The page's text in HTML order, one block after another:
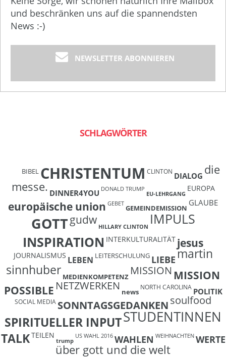
und beschränken uns auf die spannendsten
News :-)
NEWSLETTER ABONNIEREN
SCHLAGWÖRTER
BIBEL CHRISTENTUM CLINTON DIALOG die
messe. DINNER4YOU DONALD TRUMP
EU-LEHRGANG
EUROPA
europäische union GEBET GEMEINDEMISSION
GLAUBE
GOTTgudw HILLARY CLINTON IMPULS
INSPIRATION INTERKULTURALITÄT jesus
JOURNALISMUS LEBEN LEITERSCHULUNG LIEBEmartin
sinnhuber MEDIENKOMPETENZ MISSION MISSION
POSSIBLE NETZWERKEN news
NORTH CAROLINA POLITIK
SOCIAL MEDIA SONNTAGSGEDANKENsoulfood
SPIRITUELLER INPUTSTUDENTINNEN
TALKTEILEN
trump
US WAHL 2016 WAHLEN WEIHNACHTEN WERTE
über gott und die welt